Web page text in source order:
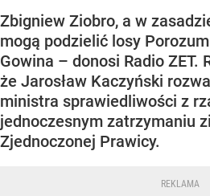
Zbigniew Ziobro, a w
mogą podzielić losy
Gowina – donosi Radio ZET.
że Jarosław Kaczyński
ministra sprawiedliwości z
jednoczesnym zatrzymaniu
Zjednoczonej Prawicy.